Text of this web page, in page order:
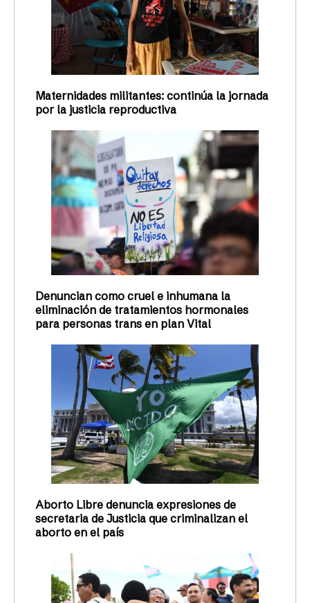
Maternidades militantes: continúa la jornada
por la justicia reproductiva
Denuncian como cruel e inhumana la
eliminación de tratamientos hormonales
para personas trans en plan Vital
Aborto Libre denuncia expresiones de
secretaria de Justicia que criminalizan el
aborto en el país